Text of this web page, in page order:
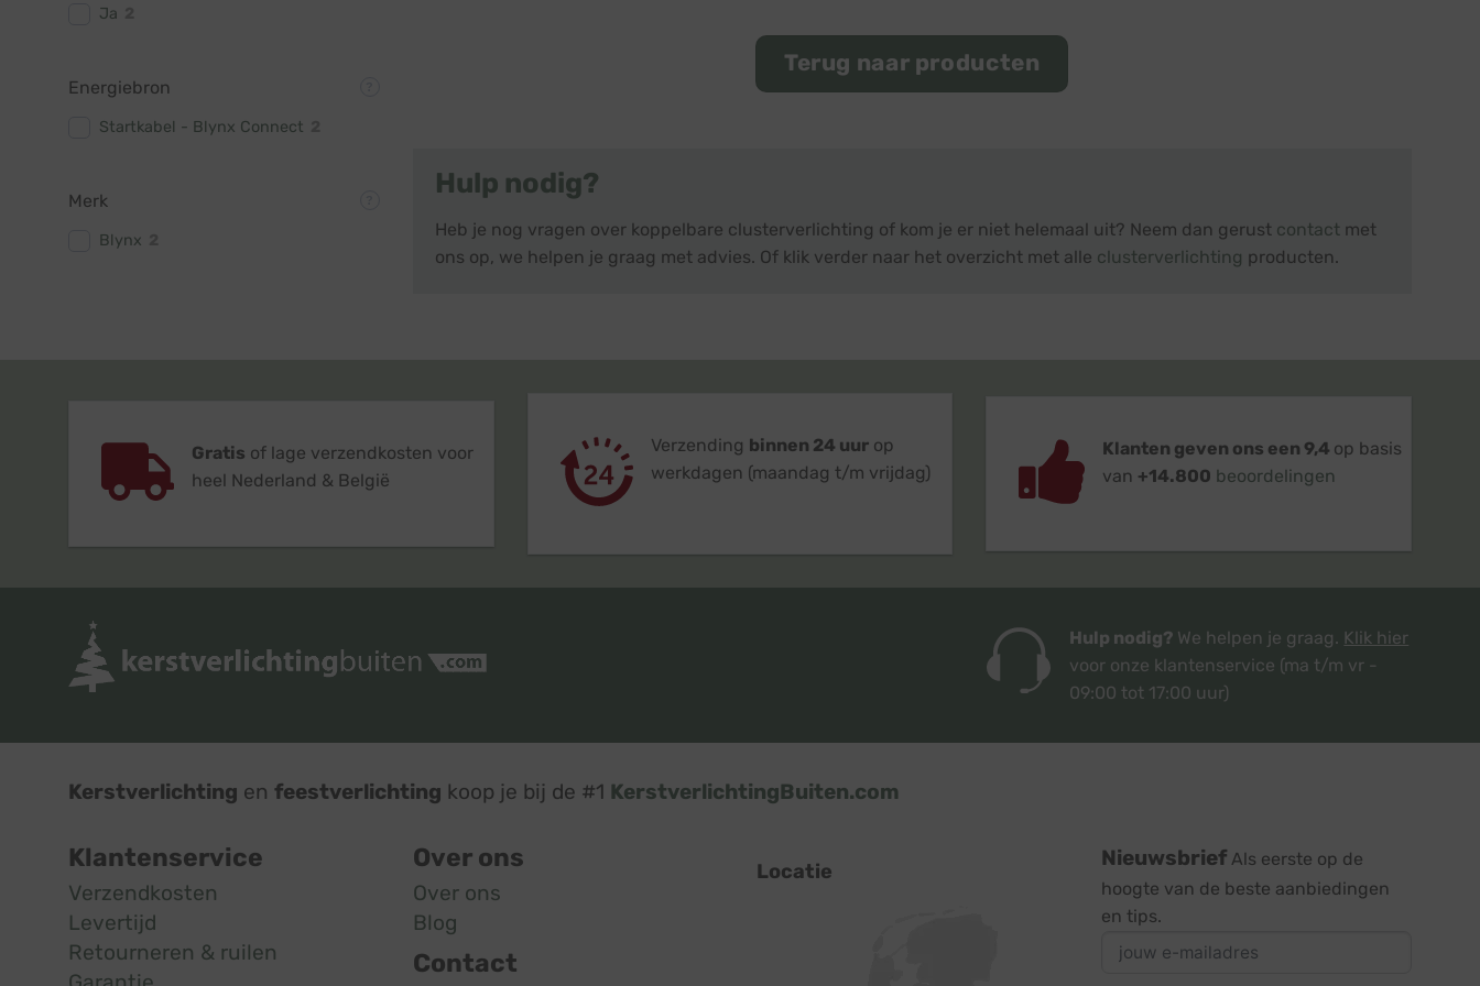
Ja
Energiebron
Startkabel - Blynx Connect
Merk
Blynx
Terug naar producten
Hulp nodig?
Heb je nog vragen over koppelbare clusterverlichting of kom je er niet helemaal uit? Neem dan gerust contact met
ons op, we helpen je graag met advies. Of klik verder naar het overzicht met alle clusterverlichting producten.
Gratis of lage verzendkosten voor
heel Nederland & België
Verzending binnen 24 uurop
werkdagen (maandag t/m vrijdag)
Klanten geven ons een 9,4 op basis
van +14.800 beoordelingen
Hulp nodig? We helpen je graag. Klik hier
voor onze klantenservice (ma t/m vr -
09:00 tot 17:00 uur)
Kerstverlichting en feestverlichting koop je bij de #1 KerstverlichtingBuiten.com
Klantenservice
Verzendkosten
Levertijd
Retourneren & ruilen
Over ons
Over ons
Blog
Contact
Locatie
Nieuwsbrief Als eerste op de
hoogte van de beste aanbiedingen
en tips.